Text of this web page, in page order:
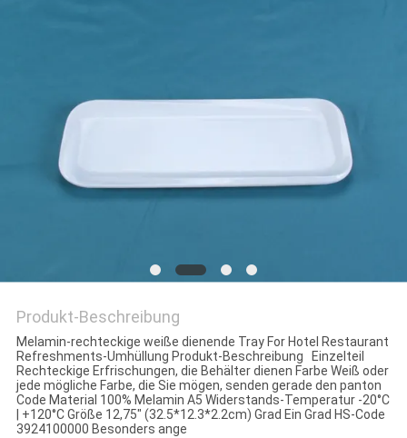
Produkt-Beschreibung
Melamin-rechteckige weiße dienende Tray For Hotel Restaurant
Refreshments-Umhüllung Produkt-Beschreibung Einzelteil
Rechteckige Erfrischungen, die Behälter dienen Farbe Weiß oder
jede mögliche Farbe, die Sie mögen, senden gerade den panton
Code Material 100% Melamin A5 Widerstands-Temperatur -20°C
| +120°C Größe 12,75" (32.5*12.3*2.2cm) Grad Ein Grad HS-Code
3924100000 Besonders ange